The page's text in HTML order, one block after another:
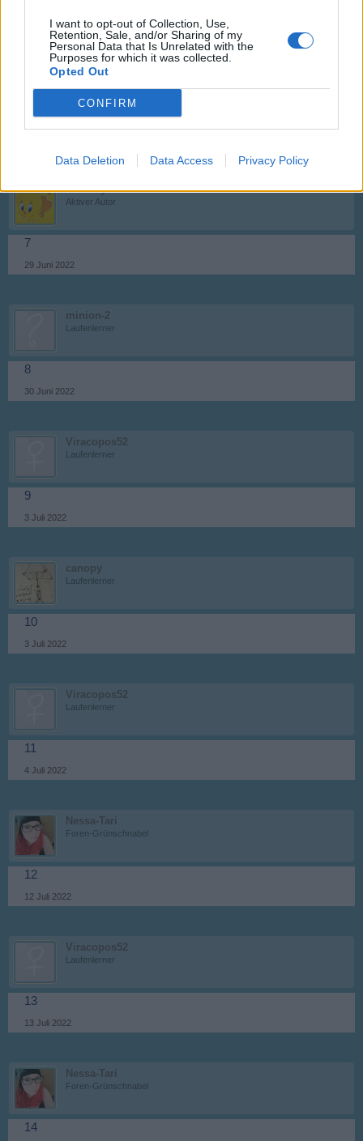
I want to opt-out of Collection, Use,
Retention, Sale, and/or Sharing of my
Personal Data that Is Unrelated with the
Purposes for which it was collected.
Opted Out
CONFIRM
Data Deletion Data Access Privacy Policy
minion-2
Laufenlerner
-.Tweety.-
Aktiver Autor
7
29 Juni 2022
minion-2
Laufenlerner
8
30 Juni 2022
Viracopos52
Laufenlerner
9
3 Juli 2022
canopy
Laufenlerner
10
3 Juli 2022
Viracopos52
Laufenlerner
11
4 Juli 2022
Nessa-Tari
Foren-Grünschnabel
12
12 Juli 2022
Viracopos52
Laufenlerner
13
13 Juli 2022
Nessa-Tari
Foren-Grünschnabel
14